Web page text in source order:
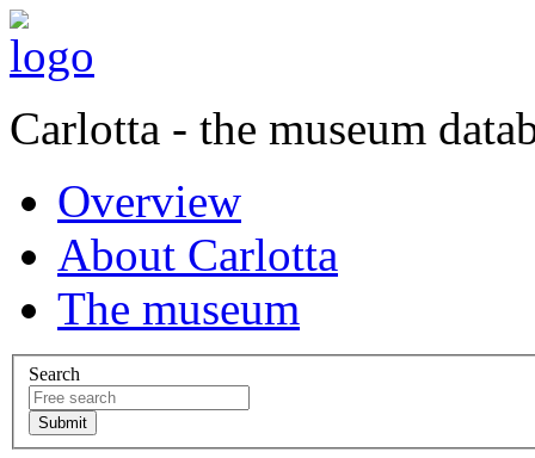
Carlotta - the museum
Overview
About Carlotta
The museum
Search